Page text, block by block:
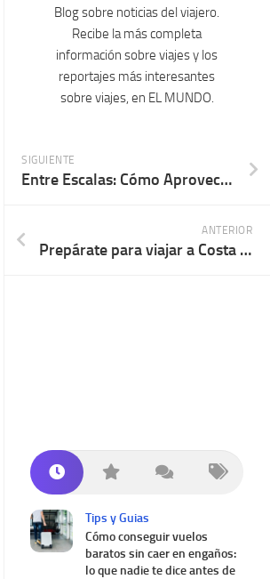
Blog sobre noticias del viajero.
Recibe la más completa
información sobre viajes y los
reportajes más interesantes
sobre viajes, en EL MUNDO.
SIGUIENTE
Entre Escalas: Cómo Aprovechar al Máximo las Conexiones entre Vuelos
ANTERIOR
Prepárate para viajar a Costa Rica
Tips y Guias
Cómo conseguir vuelos
baratos sin caer en engaños:
lo que nadie te dice antes de